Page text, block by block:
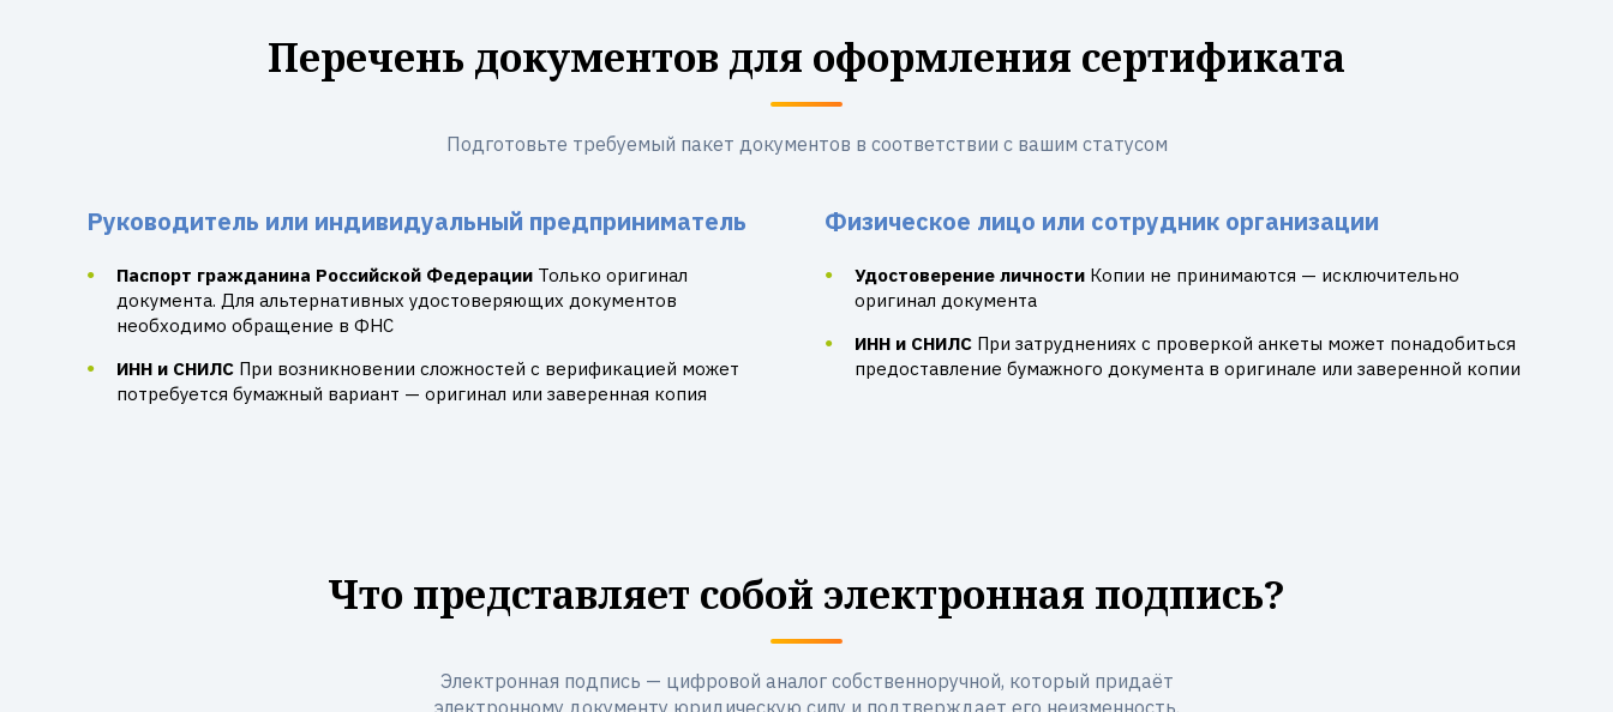
Перечень документов для оформления сертификата
Подготовьте требуемый пакет документов в соответствии с вашим статусом
Руководитель или индивидуальный предприниматель
Паспорт гражданина Российской Федерации Только оригинал
документа. Для альтернативных удостоверяющих документов
необходимо обращение в ФНС
ИНН и СНИЛС При возникновении сложностей с верификацией может
потребуется бумажный вариант — оригинал или заверенная копия
Физическое лицо или сотрудник организации
Удостоверение личности Копии не принимаются — исключительно
оригинал документа
ИНН и СНИЛС При затруднениях с проверкой анкеты может понадобиться
предоставление бумажного документа в оригинале или заверенной копии
Что представляет собой электронная подпись?
Электронная подпись — цифровой аналог собственноручной, который придаёт
электронному документу юридическую силу и подтверждает его неизменность.